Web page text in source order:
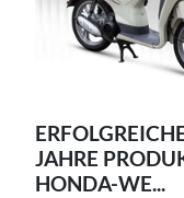
JAHRE
HONDA-WE...